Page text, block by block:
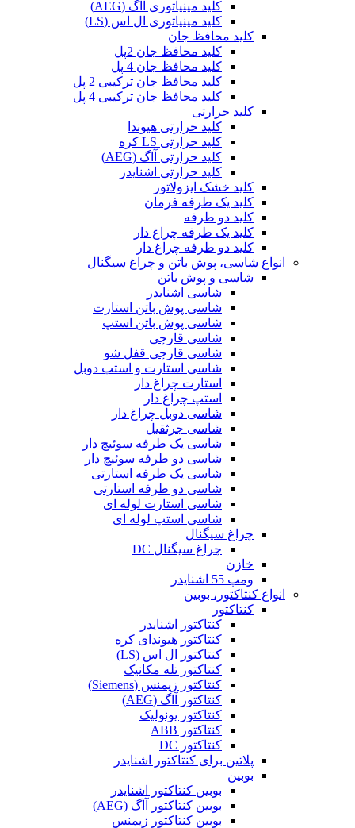
کلید مینیاتوری آاگ (AEG)
کلید مینیاتوری ال اس (LS)
کلید محافظ جان
کلید محافظ جان 2پل
کلید محافظ جان 4 پل
کلید محافظ جان ترکیبی 2 پل
کلید محافظ جان ترکیبی 4 پل
کلید حرارتی
کلید حرارتی هیوندا
کلید حرارتی LS کره
کلید حرارتی آاگ (AEG)
کلید حرارتی اشنایدر
کلید خشک ایزولاتور
کلید یک طرفه فرمان
کلید دو طرفه
کلید یک طرفه چراغ دار
کلید دو طرفه چراغ دار
انواع شاسی، پوش باتن و چراغ سیگنال
شاسی و پوش باتن
شاسی اشنایدر
شاسی پوش باتن استارت
شاسی پوش باتن استپ
شاسی قارچی
شاسی قارچی قفل شو
شاسی استارت و استپ دوبل
استارت چراغ دار
استپ چراغ دار
شاسی دوبل چراغ دار
شاسی جرثقیل
شاسی یک طرفه سوئیچ دار
شاسی دو طرفه سوئیچ دار
شاسی یک طرفه استارتی
شاسی دو طرفه استارتی
شاسی استارت لوله ای
شاسی استپ لوله ای
چراغ سیگنال
چراغ سیگنال DC
خازن
ومپ 55 اشنایدر
انواع کنتاکتور، بوبین
کنتاکتور
کنتاکتور اشنایدر
کنتاکتور هیوندای کره
کنتاکتور ال اس (LS)
کنتاکتور تله مکانیک
کنتاکتور زیمنس (Siemens)
کنتاکتور آاگ (AEG)
کنتاکتور یونولیک
کنتاکتور ABB
کنتاکتور DC
پلاتین برای کنتاکتور اشنایدر
بوبین
بوبین کنتاکتور اشنایدر
بوبین کنتاکتور آاگ (AEG)
بوبین کنتاکتور زیمنس